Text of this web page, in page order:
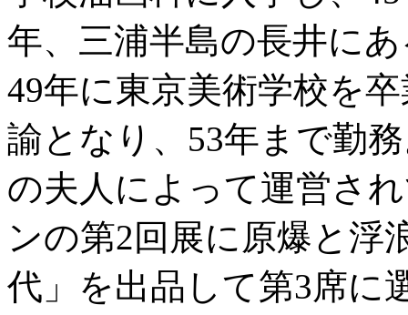
年、三浦半島の長井に
49年に東京美術学校を
諭となり、53年まで勤
の夫人によって運営さ
ンの第2回展に原爆と浮
代」を出品して第3席に